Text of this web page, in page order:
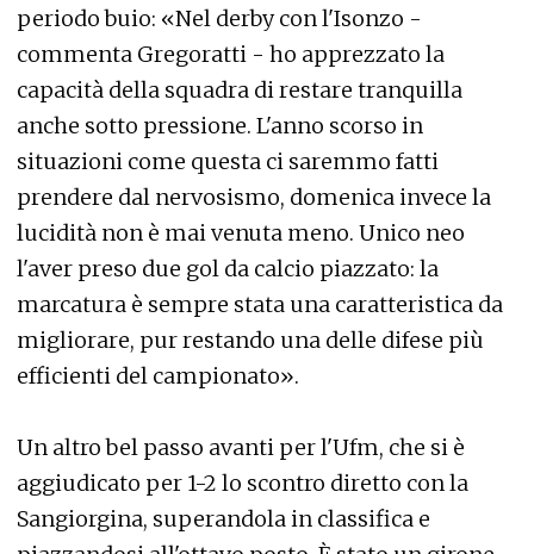
periodo buio: «Nel derby con l'Isonzo -
commenta Gregoratti - ho apprezzato la
capacità della squadra di restare tranquilla
anche sotto pressione. L'anno scorso in
situazioni come questa ci saremmo fatti
prendere dal nervosismo, domenica invece la
lucidità non è mai venuta meno. Unico neo
l'aver preso due gol da calcio piazzato: la
marcatura è sempre stata una caratteristica da
migliorare, pur restando una delle difese più
efficienti del campionato».
Un altro bel passo avanti per l'Ufm, che si è
aggiudicato per 1-2 lo scontro diretto con la
Sangiorgina, superandola in classifica e